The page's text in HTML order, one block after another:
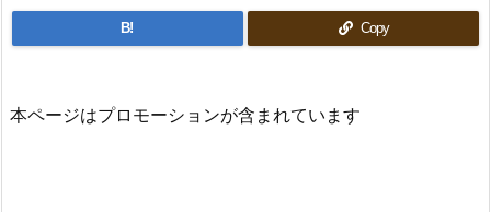
B! Copy
本ページはプロモーションが含まれています